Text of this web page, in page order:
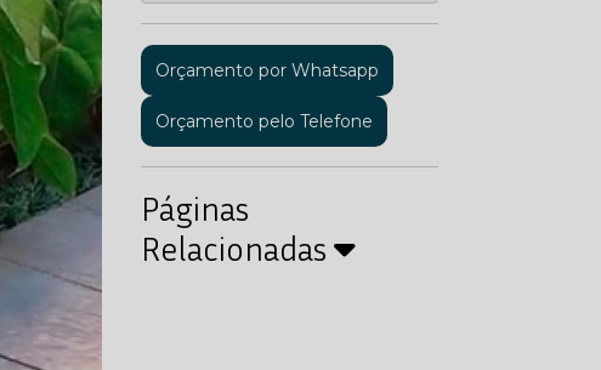
Orçamento por Whatsapp
Orçamento pelo Telefone
Páginas
Relacionadas